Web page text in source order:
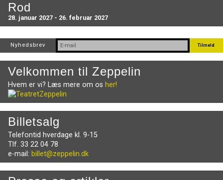
Rod
28. januar 2027 - 26. februar 2027
Nyhedsbrev
Velkommen til Zeppelin
Hvem er vi? Læs mere om os her!
Billetsalg
Telefontid hverdage kl. 9-15
Tlf. 33 22 04 78
e-mail: billet@zeppelin.dk